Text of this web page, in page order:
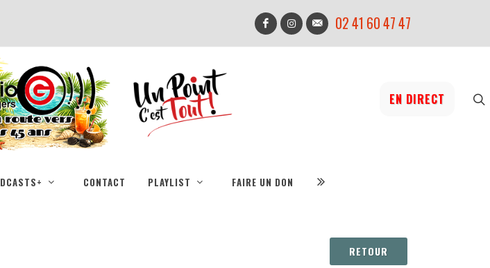
02 41 60 47 47
EN DIRECT
CONTACT PLAYLIST FAIRE UN DON
RETOUR